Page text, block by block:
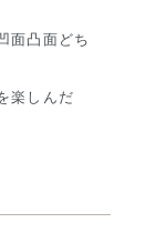
面凸面どち
楽しんだ